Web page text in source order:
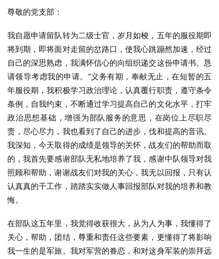
尊敬的党支部：
我自愿申请留队转为二级士官，岁月如梭，五年的服役期即
将到期，即将面对走留的岔路口，使我心跳蹦然加速，经过
自己的深思熟虑，我满怀信心的向组织递交这份申请书。恳
请领导考虑我的申请。“义务有期，奉献无止，在短暂的五
年服役期，我积极学习政治理论，认真覆行职责，遵守条令
条例，自我约束，不断通过学习提高自己的文化水平，打牢
政治思想基础，增强为部队服务的意思，在岗位上尽职尽
责，尽心尽力，我也看到了自己的进步，伐和提高的音讯。
我深知，今天取得的成绩是领导的关怀，战友们的帮助而取
的，我首先要感谢部队无私地培养了我，感谢中队领导对我
照顾和帮助，谢谢战友们对我的关心，我无以回报，只有认
认真真的干工作，踏踏实实做人事回报部队对我的培养和教
悔。
在部队这五年里，我觉得收获很大，从为人为事，我懂得了
关心，帮助，团结，尊重和责任这些要素，更懂得了将影响
我一生的是军旅。我对军营的眷恋，和对这身军装的崇拜远